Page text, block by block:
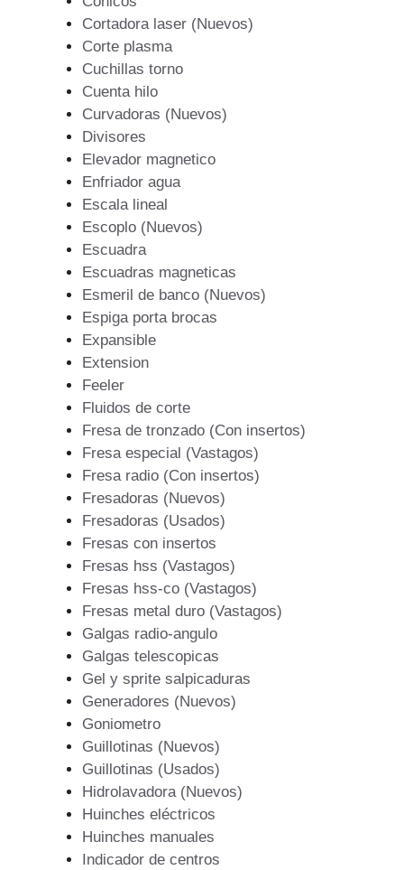
Cortadora laser (Nuevos)
Corte plasma
Cuchillas torno
Cuenta hilo
Curvadoras (Nuevos)
Divisores
Elevador magnetico
Enfriador agua
Escala lineal
Escoplo (Nuevos)
Escuadra
Escuadras magneticas
Esmeril de banco (Nuevos)
Espiga porta brocas
Expansible
Extension
Feeler
Fluidos de corte
Fresa de tronzado (Con insertos)
Fresa especial (Vastagos)
Fresa radio (Con insertos)
Fresadoras (Nuevos)
Fresadoras (Usados)
Fresas con insertos
Fresas hss (Vastagos)
Fresas hss-co (Vastagos)
Fresas metal duro (Vastagos)
Galgas radio-angulo
Galgas telescopicas
Gel y sprite salpicaduras
Generadores (Nuevos)
Goniometro
Guillotinas (Nuevos)
Guillotinas (Usados)
Hidrolavadora (Nuevos)
Huinches eléctricos
Huinches manuales
Indicador de centros